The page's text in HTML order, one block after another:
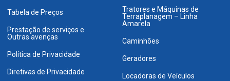
Tabela de Preços
Prestação de serviços e
Outras avenças
Política de Privacidade
Diretivas de Privacidade
Tratores e Máquinas de
Terraplanagem – Linha
Amarela
Caminhões
Geradores
Locadoras de Veículos